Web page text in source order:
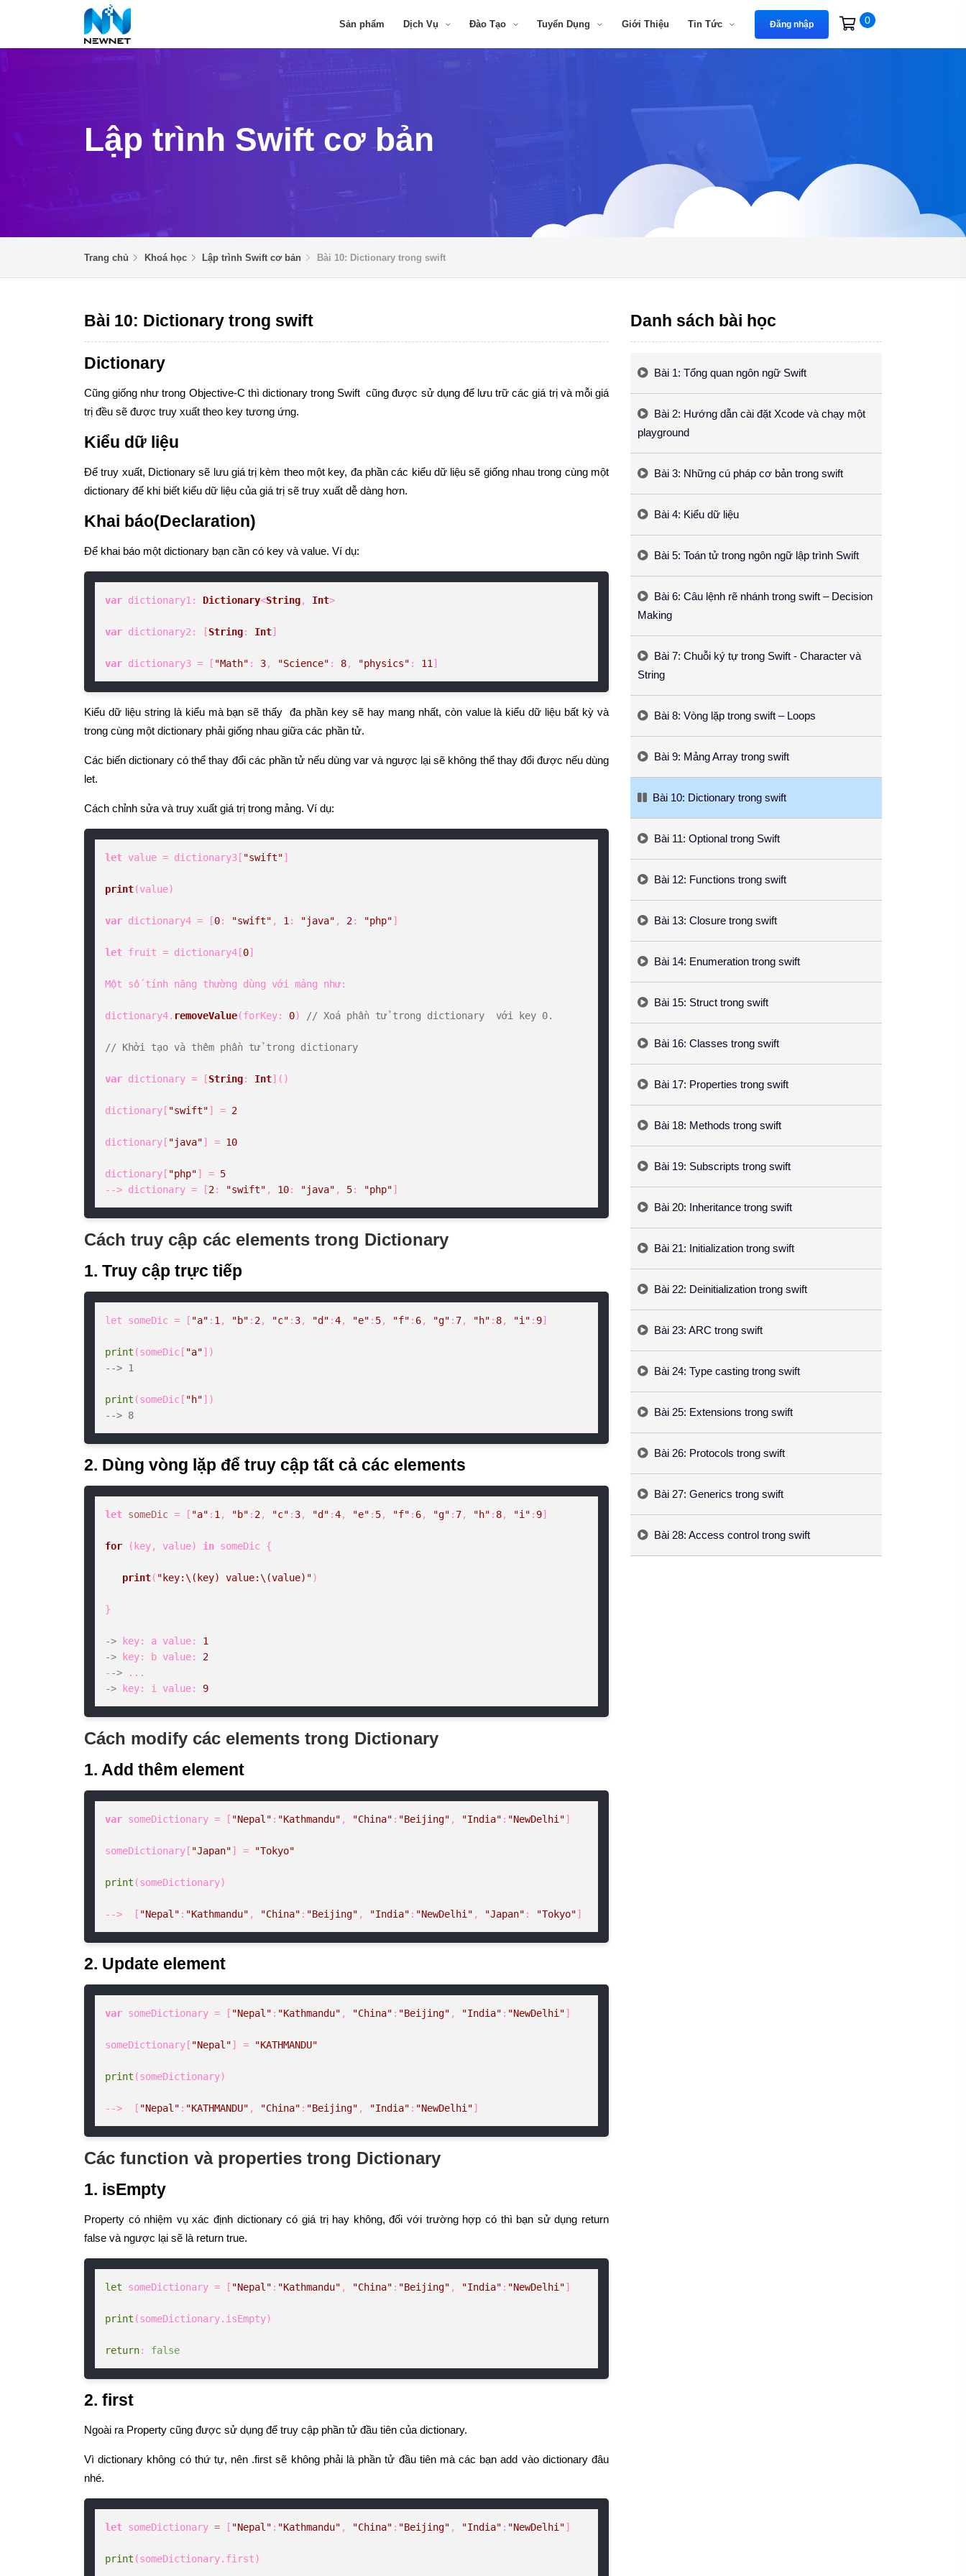
Sản phẩm Dịch Vụ Đào Tạo Tuyển Dụng Giới Thiệu Tin Tức Đăng nhập 0
Lập trình Swift cơ bản
Trang chủ Khoá học Lập trình Swift cơ bản Bài 10: Dictionary trong swift
Bài 10: Dictionary trong swift
Dictionary
Cũng giống như trong Objective-C thì dictionary trong Swift cũng được sử dụng để lưu trữ các giá trị và mỗi giá
trị đều sẽ được truy xuất theo key tương ứng.
Kiểu dữ liệu
Để truy xuất, Dictionary sẽ lưu giá trị kèm theo một key, đa phần các kiểu dữ liệu sẽ giống nhau trong cùng một
dictionary để khi biết kiểu dữ liệu của giá trị sẽ truy xuất dễ dàng hơn.
Khai báo(Declaration)
Để khai báo một dictionary bạn cần có key và value. Ví dụ:
var dictionary1 : Dictionary<String, Int>
var dictionary2 : [String: Int]
var dictionary3 = [ "Math" : 3, "Science" : 8, "physics" : 11 ]
Kiểu dữ liệu string là kiểu mà bạn sẽ thấy đa phần key sẽ hay mang nhất, còn value là kiểu dữ liệu bất kỳ và
trong cùng một dictionary phải giống nhau giữa các phần tử.
Các biến dictionary có thể thay đổi các phần tử nếu dùng var và ngược lại sẽ không thể thay đổi được nếu dùng
let.
Cách chỉnh sửa và truy xuất giá trị trong mảng. Ví dụ:
let value = dictionary3[ "swift"]
print(value)
var dictionary4 = [0: "swift" , 1 : "java" , 2: "php"]
let fruit = dictionary4[0]
Một số tính năng thường dùng với mảng như:
dictionary4. removeValue(forKey: 0) // Xoá phần tử trong dictionary  với key 0.
// Khởi tạo và thêm phần tử trong dictionary
var dictionary = [String: Int]()
dictionary[ "swift"] = 2
dictionary[ "java"] = 10
dictionary[ "php"] = 5
--> dictionary = [2: "swift" , 10: "java" , 5: "php"]
Cách truy cập các elements trong Dictionary
1. Truy cập trực tiếp
let someDic = [ "a" : 1 , "b" : 2, "c" : 3, "d" :4, "e" : 5, "f" : 6, "g" : 7, "h" : 8, "i" : 9]
print (someDic[ "a"
--> 1
print (someDic[ "h"
--> 8
2. Dùng vòng lặp để truy cập tất cả các elements
let someDic = [ "a" : 1 , "b" : 2, "c" : 3, "d" :4, "e" : 5, "f" : 6, "g" : 7, "h" : 8, "i" : 9]
for (key, value) in someDic {
print( "key:\(key) value:\(value)")
}
-> key: a value: 1
-> key: b value: 2
- ->
-> key: i value: 9
Cách modify các elements trong Dictionary
1. Add thêm element
var someDictionary = [ "Nepal" : "Kathmandu" , "China" : "Beijing" , "India" : "NewDelhi"]
someDictionary[ "Japan"] = "Tokyo"
print (someDictionary)
-->  [ "Nepal" : "Kathmandu" , "China" : "Beijing" , "India" : "NewDelhi" , "Japan" : "Tokyo"]
2. Update element
var someDictionary = [ "Nepal" : "Kathmandu" , "China" : "Beijing" , "India" : "NewDelhi"]
someDictionary[ "Nepal"] = "KATHMANDU"
print (someDictionary)
-->  [ "Nepal" : "KATHMANDU" , "China" : "Beijing" , "India" : "NewDelhi"]
Các function và properties trong Dictionary
1. isEmpty
Property có nhiệm vụ xác định dictionary có giá trị hay không, đối với trường hợp có thì bạn sử dụng return
false và ngược lại sẽ là return true.
let someDictionary = [ "Nepal" : "Kathmandu" , "China" : "Beijing" , "India" : "NewDelhi"]
print (someDictionary.isEmpty)
return: false
2. first
Ngoài ra Property cũng được sử dụng để truy cập phần tử đầu tiên của dictionary.
Vì dictionary không có thứ tự, nên .first sẽ không phải là phần tử đầu tiên mà các bạn add vào dictionary đâu
nhé.
let someDictionary = [ "Nepal" : "Kathmandu" , "China" : "Beijing" , "India" : "NewDelhi"]
print (someDictionary.first)
Danh sách bài học
Bài 1: Tổng quan ngôn ngữ Swift
Bài 2: Hướng dẫn cài đặt Xcode và chạy một
playground
Bài 3: Những cú pháp cơ bản trong swift
Bài 4: Kiểu dữ liệu
Bài 5: Toán tử trong ngôn ngữ lập trình Swift
Bài 6: Câu lệnh rẽ nhánh trong swift – Decision
Making
Bài 7: Chuỗi ký tự trong Swift - Character và
String
Bài 8: Vòng lặp trong swift – Loops
Bài 9: Mảng Array trong swift
Bài 10: Dictionary trong swift
Bài 11: Optional trong Swift
Bài 12: Functions trong swift
Bài 13: Closure trong swift
Bài 14: Enumeration trong swift
Bài 15: Struct trong swift
Bài 16: Classes trong swift
Bài 17: Properties trong swift
Bài 18: Methods trong swift
Bài 19: Subscripts trong swift
Bài 20: Inheritance trong swift
Bài 21: Initialization trong swift
Bài 22: Deinitialization trong swift
Bài 23: ARC trong swift
Bài 24: Type casting trong swift
Bài 25: Extensions trong swift
Bài 26: Protocols trong swift
Bài 27: Generics trong swift
Bài 28: Access control trong swift